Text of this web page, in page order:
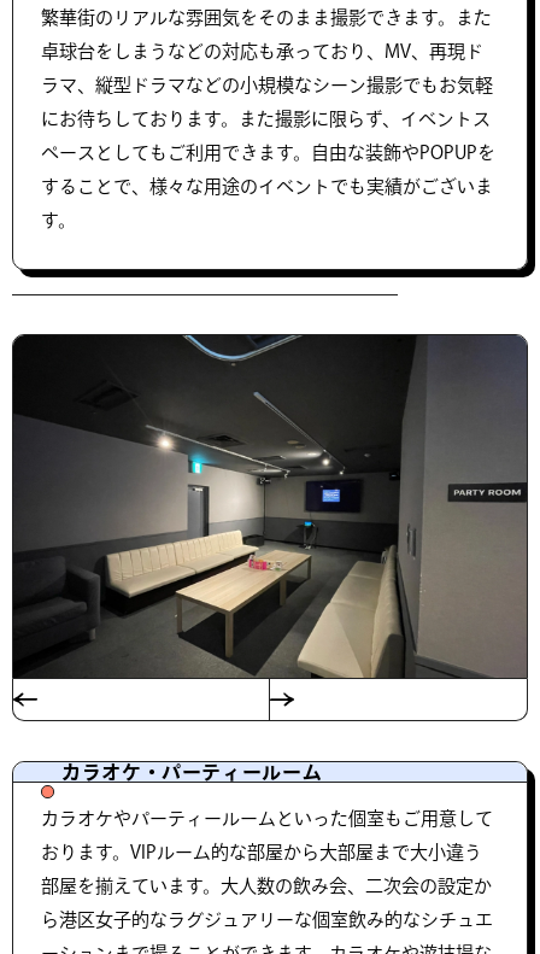
繁華街のリアルな雰囲気をそのまま撮影できます。また
卓球台をしまうなどの対応も承っており、MV、再現ド
ラマ、縦型ドラマなどの小規模なシーン撮影でもお気軽
にお待ちしております。また撮影に限らず、イベントス
ペースとしてもご利用できます。自由な装飾やPOPUPを
することで、様々な用途のイベントでも実績がございま
す。
カラオケ・パーティールーム
カラオケやパーティールームといった個室もご用意して
おります。VIPルーム的な部屋から大部屋まで大小違う
部屋を揃えています。大人数の飲み会、二次会の設定か
ら港区女子的なラグジュアリーな個室飲み的なシチュエ